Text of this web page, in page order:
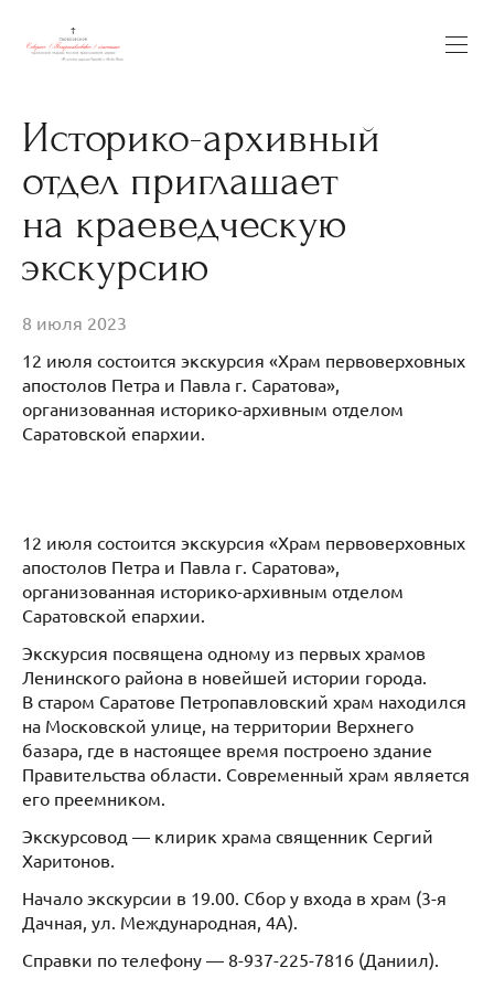
Историко-архивный
отдел приглашает
на краеведческую
экскурсию
8 июля 2023
12 июля состоится экскурсия «Храм первоверховных
апостолов Петра и Павла г. Саратова»,
организованная историко-архивным отделом
Саратовской епархии.
12 июля состоится экскурсия «Храм первоверховных
апостолов Петра и Павла г. Саратова»,
организованная историко-архивным отделом
Саратовской епархии.
Экскурсия посвящена одному из первых храмов
Ленинского района в новейшей истории города.
В старом Саратове Петропавловский храм находился
на Московской улице, на территории Верхнего
базара, где в настоящее время построено здание
Правительства области. Современный храм является
его преемником.
Экскурсовод — клирик храма священник Сергий
Харитонов.
Начало экскурсии в 19.00. Сбор у входа в храм (3-я
Дачная, ул. Международная, 4А).
Справки по телефону — 8-937-225-7816 (Даниил).